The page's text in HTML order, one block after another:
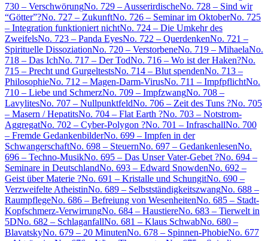
730 – VerschwörungNo. 729 – AusserirdischeNo. 728 – Sind wir
“Götter”?No. 727 – ZukunftNo. 726 – Seminar im OktoberNo. 725
– Integration funktioniert nichtNo. 724 – Die Umkehr des
ZweifelsNo. 723 – Panda EyesNo. 722 – QuerdenkenNo. 721 –
Spirituelle DissoziationNo. 720 – VerstorbeneNo. 719 – MihaelaNo.
718 – Das IchNo. 717 – Der TodNo. 716 – Wo ist der Haken?No.
715 – Precht und GurgeltestsNo. 714 – Blut spendenNo. 713 –
PhilosophieNo. 712 – Magen-Darm-VirusNo. 711 – ImpfpflichtNo.
710 – Liebe und SchmerzNo. 709 – ImpfzwangNo. 708 –
LavylitesNo. 707 – NullpunktfeldNo. 706 – Zeit des Tuns ?No. 705
– Masern / HepatitsNo. 704 – Flat Earth ?No. 703 – Notstrom-
AggregatNo. 702 – Cyber-Polygon ?No. 701 – InfraschallNo. 700
– Fremde GedankenbilderNo. 699 – Impfen in der
SchwangerschaftNo. 698 – SteuernNo. 697 – GedankenlesenNo.
696 – Techno-MusikNo. 695 – Das Unser Vater-Gebet ?No. 694 –
Seminare in DeutschlandNo. 693 – Edward SnowdenNo. 692 –
Geist über Materie ?No. 691 – Kristalle und SchungitNo. 690 –
Verzweifelte AtheistinNo. 689 – SelbstständigkeitszwangNo. 688 –
RaumpflegeNo. 686 – Befreiung von WesenheitenNo. 685 – Stadt-
Kopfschmerz-VerwirrungNo. 684 – HaustiereNo. 683 – Tierwelt in
5DNo. 682 – SchlaganfallNo. 681 – Klaus SchwabNo. 680 –
BlavatskyNo. 679 – 20 MinutenNo. 678 – Spinnen-PhobieNo. 677